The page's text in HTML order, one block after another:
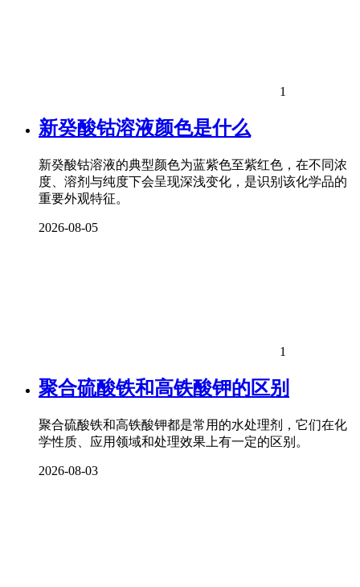
1
新癸酸钴溶液颜色是什么
新癸酸钴溶液的典型颜色为蓝紫色至紫红色，在不同浓
度、溶剂与纯度下会呈现深浅变化，是识别该化学品的
重要外观特征。
2026-08-05
1
聚合硫酸铁和高铁酸钾的区别
聚合硫酸铁和高铁酸钾都是常用的水处理剂，它们在化
学性质、应用领域和处理效果上有一定的区别。
2026-08-03